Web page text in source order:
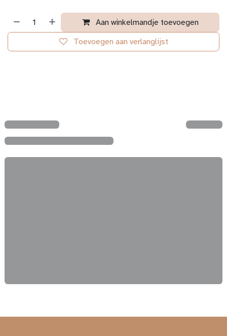
Aan winkelmandje toevoegen
Toevoegen aan verlanglijst